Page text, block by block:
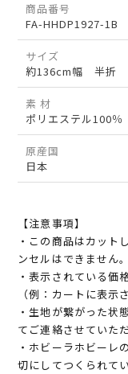
商品番号
FA-HHDP1927-1B
サイズ
約136cm幅 半折
素 材
ポリエステル100％
原産国
日本
【注意事項】
・この商品はカット
ンセルはできません。
・表示されている価
（例：カートに表示
・生地が繋がった状
てご連絡させていただ
・ホビーラホビーレ
切にしてつくられて